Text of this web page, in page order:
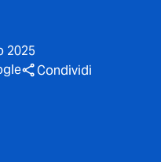
2025
Condividi